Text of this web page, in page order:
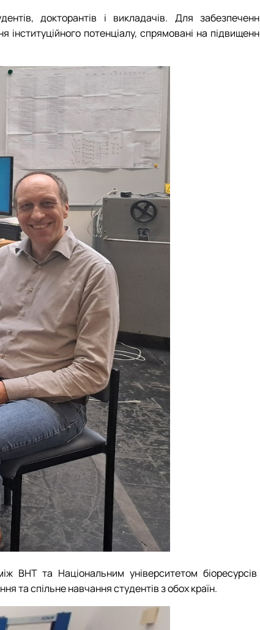
докторантів і викладачів. Для
потенціалу, спрямовані на
BHT та Національним університетом біоресурсів
та спільне навчання студентів з обох країн.